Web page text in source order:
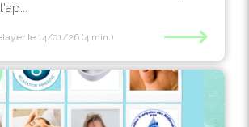
le 14/01/26 (4 min.) ⟶